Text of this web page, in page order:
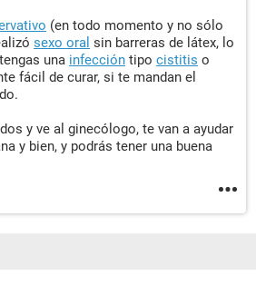
(en todo momento y no sólo
sexo oral sin barreras de látex, lo
una infección tipo cistitis o
fácil de curar, si te mandan el
y ve al ginecólogo, te van a ayudar
y bien, y podrás tener una buena